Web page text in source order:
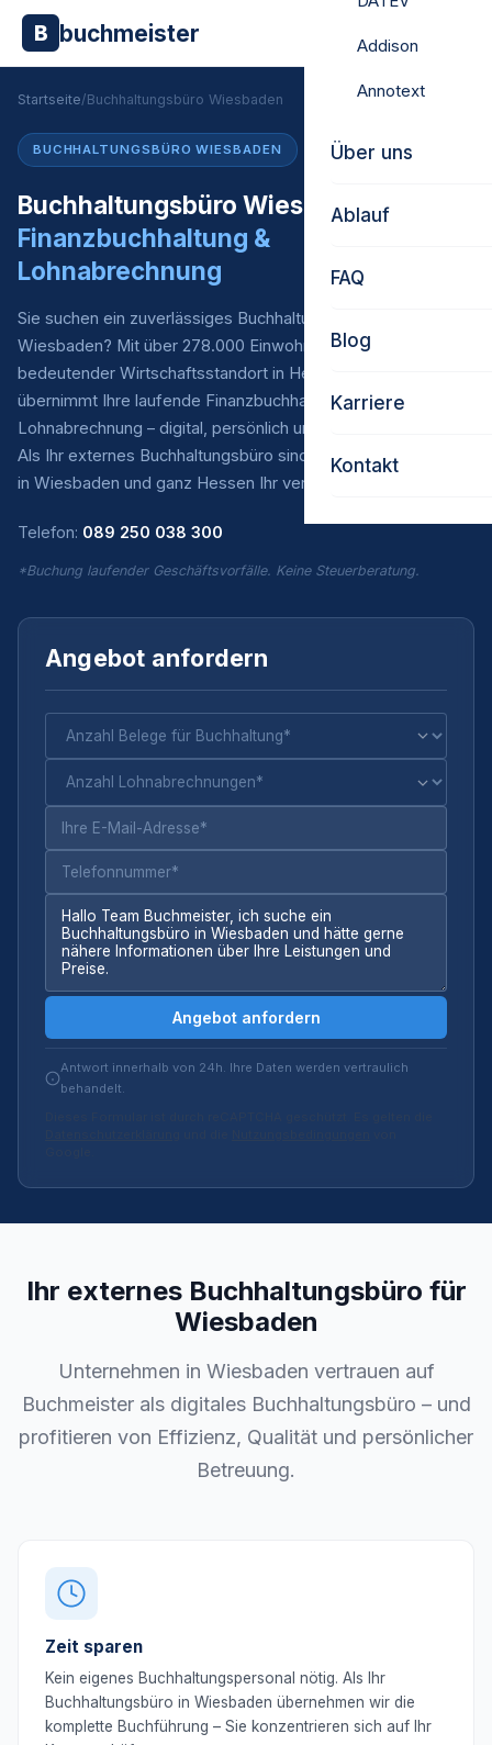
B buchmeister Addison
Annotext
Über uns
Ablauf
FAQ
Blog
Karriere
Kontakt
Startseite/Buchhaltungsbüro Wiesbaden
BUCHHALTUNGSBÜRO WIESBADEN
Buchhaltungsbüro Wiesbaden –
Finanzbuchhaltung &
Lohnabrechnung
Sie suchen ein zuverlässiges Buchhaltungsbüro in
Wiesbaden? Mit über 278.000 Einwohnern ist Wiesbaden ein
bedeutender Wirtschaftsstandort in Hessen. Buchmeister
übernimmt Ihre laufende Finanzbuchhaltung* und
Lohnabrechnung – digital, persönlich und zu fairen Preisen.
Als Ihr externes Buchhaltungsbüro sind wir für Unternehmen
in Wiesbaden und ganz Hessen Ihr verlässlicher Partner.
Telefon: 089 250 038 300
*Buchung laufender Geschäftsvorfälle. Keine Steuerberatung.
Angebot anfordern
Angebot anfordern
Antwort innerhalb von 24h. Ihre Daten werden vertraulich
behandelt.
Ihr externes Buchhaltungsbüro für
Wiesbaden
Unternehmen in Wiesbaden vertrauen auf
Buchmeister als digitales Buchhaltungsbüro – und
profitieren von Effizienz, Qualität und persönlicher
Betreuung.
Zeit sparen
Kein eigenes Buchhaltungspersonal nötig. Als Ihr
Buchhaltungsbüro in Wiesbaden übernehmen wir die
komplette Buchführung – Sie konzentrieren sich auf Ihr